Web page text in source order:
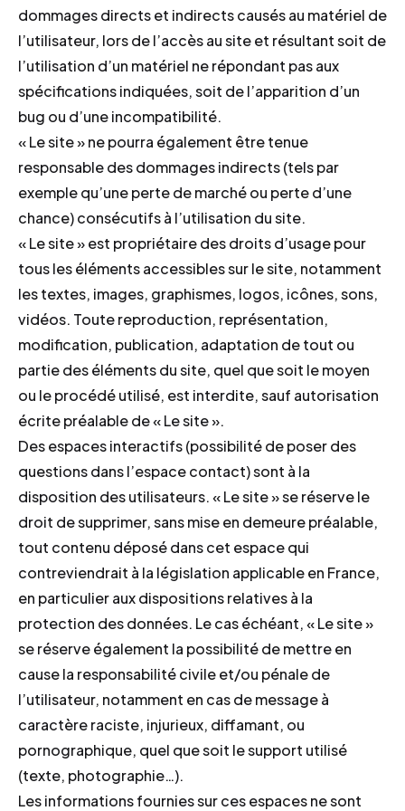
dommages directs et indirects causés au matériel de
l’utilisateur, lors de l’accès au site et résultant soit de
l’utilisation d’un matériel ne répondant pas aux
spécifications indiquées, soit de l’apparition d’un
bug ou d’une incompatibilité.
« Le site » ne pourra également être tenue
responsable des dommages indirects (tels par
exemple qu’une perte de marché ou perte d’une
chance) consécutifs à l’utilisation du site.
« Le site » est propriétaire des droits d’usage pour
tous les éléments accessibles sur le site, notamment
les textes, images, graphismes, logos, icônes, sons,
vidéos. Toute reproduction, représentation,
modification, publication, adaptation de tout ou
partie des éléments du site, quel que soit le moyen
ou le procédé utilisé, est interdite, sauf autorisation
écrite préalable de « Le site ».
Des espaces interactifs (possibilité de poser des
questions dans l’espace contact) sont à la
disposition des utilisateurs. « Le site » se réserve le
droit de supprimer, sans mise en demeure préalable,
tout contenu déposé dans cet espace qui
contreviendrait à la législation applicable en France,
en particulier aux dispositions relatives à la
protection des données. Le cas échéant, « Le site »
se réserve également la possibilité de mettre en
cause la responsabilité civile et/ou pénale de
l’utilisateur, notamment en cas de message à
caractère raciste, injurieux, diffamant, ou
pornographique, quel que soit le support utilisé
(texte, photographie…).
Les informations fournies sur ces espaces ne sont